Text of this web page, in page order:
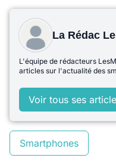
La Rédac
L'équipe de rédacteurs
articles sur l'actualité des
Voir tous ses
Smartphones